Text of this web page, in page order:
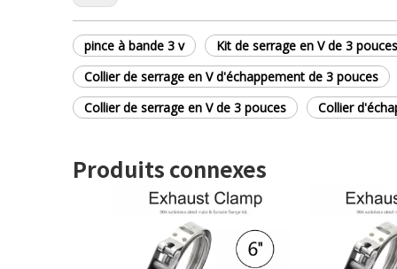
pince à bande 3 v
Kit de serrage en V de 3 pouces
Collier de serrage en V d'échappement de 3 pouces
Collier de serrage en V de 3 pouces
Collier
Produits connexes